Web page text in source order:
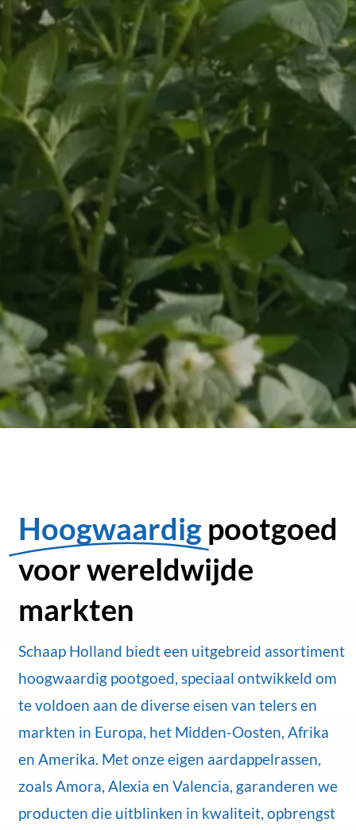
Hoogwaardig pootgoed
voor wereldwijde
markten
Schaap Holland biedt een uitgebreid assortiment
hoogwaardig pootgoed, speciaal ontwikkeld om
te voldoen aan de diverse eisen van telers en
markten in Europa, het Midden-Oosten, Afrika
en Amerika. Met onze eigen aardappelrassen,
zoals Amora, Alexia en Valencia, garanderen we
producten die uitblinken in kwaliteit, opbrengst